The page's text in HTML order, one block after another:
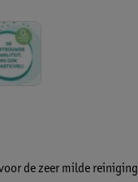
de zeer milde reiniging